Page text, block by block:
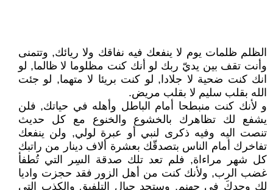
الظلم ظلمات يوم لا ينفعك فيه نفاقك ولا ريائك, وتتمنى
وأنت تقف بين يديّ ربك لو أنك كنت مظلوما لا ظالما, لو
انك كنت ضحية لا جلادا, لو كنت بريئا لا متهما, لو جئت
الله بقلب سليم لا بقلب مريض.
و لأنك كنت منبطحا أمام الباطل وأهله في حياتك, فلن
يشفع لك تظاهرك بالخشوع والخنوع مع كل حديث
تنصت اليه وفيه ذكرى لنبي أو عبرة لولي, ولن ينفعك
تفاخرك أمام الناس بتصدقّك بعشرة ألاف دينار من راتبك
كل شهر مراءاة, فلم تعد تلك صدقة السِر التي تُطفأ
غضب الرب, ولأنك كنت من أهل الزور فقد حجزت واديا
لك وحدكَ في جهنم, وستجد حبال التلفيق والكذب التي